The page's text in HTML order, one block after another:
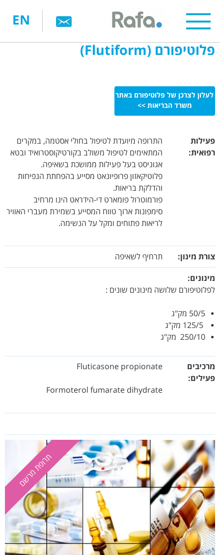
לתוכן
EN
פלוטיפורם (Flutiform)
לעלון לצרכן של פלוטיפורם באתר
משרד הבריאות >>
פעילות
רפואית:
התרופה מיועדת לטיפול בחולי אסטמה, במקרים
המתאימים לטיפול משולב בקורטיקוסטרואיד ובטא
אגוניסט בעל פעילות ממושכת בשאיפה.
פלוטיקאזון פרופיונאט מסייע בהפחתת הנפיחות
והדלקת בריאות.
פורמוטרול פומארט די-הידראט הינו מרחיב
סימפונות ארוך טווח המסייע בשמירת מעברי האוויר
לריאות פתוחים ומקל על הנשימה.
צורת מינון: תרחיף לשאיפה
מינונים:
לפלוטיפורם שלושה מינונים שונים :
50/5 מק"ג
250/10 מק"ג
מרכיבים
פעילים
Fluticasone propionate
Formoterol fumarate dihydrate
תרופת מרשם
תרופת מרשם